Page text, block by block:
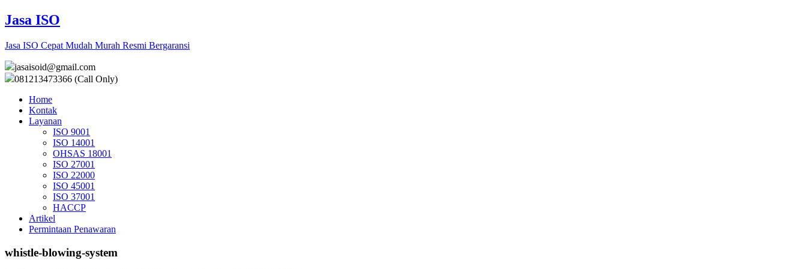
Jasa ISO
Jasa ISO Cepat Mudah Murah Resmi Bergaransi
jasaisoid@gmail.com
081213473366 (Call Only)
Home
Kontak
Layanan
ISO 9001
ISO 14001
OHSAS 18001
ISO 27001
ISO 22000
ISO 45001
ISO 37001
HACCP
Artikel
Permintaan Penawaran
whistle-blowing-system